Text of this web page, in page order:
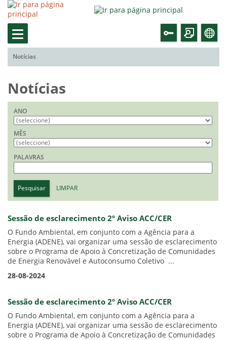
Notícias
Notícias
ANO
MÊS
PALAVRAS
Pesquisar LIMPAR
Sessão de esclarecimento 2º Aviso ACC/CER
O Fundo Ambiental, em conjunto com a Agência para a
Energia (ADENE), vai organizar uma sessão de esclarecimento
sobre o Programa de Apoio à Concretização de Comunidades
de Energia Renovável e Autoconsumo Coletivo ...
28-08-2024
Sessão de esclarecimento 2º Aviso ACC/CER
O Fundo Ambiental, em conjunto com a Agência para a
Energia (ADENE), vai organizar uma sessão de esclarecimento
sobre o Programa de Apoio à Concretização de Comunidades